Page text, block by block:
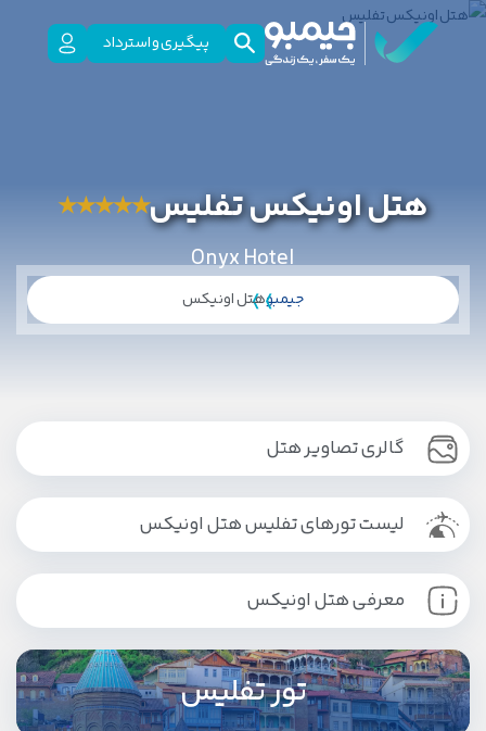
پیگیری و استرداد
هتل اونیکس تفلیس★
★
★
★
★
Onyx Hotel
جیمبوهتل اونیکس
گالری تصاویر هتل
لیست تورهای تفلیس هتل اونیکس
معرفی هتل اونیکس
تور تفلیس